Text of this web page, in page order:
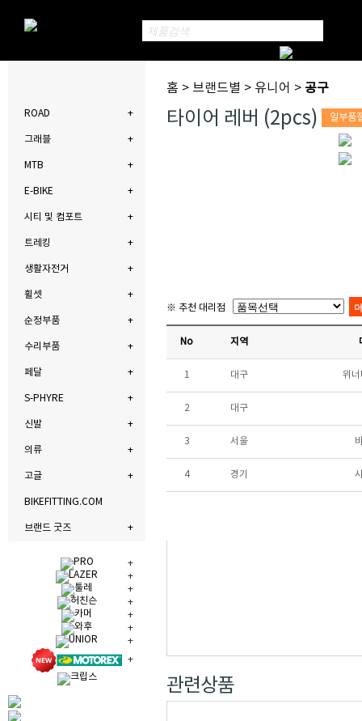
ROAD
그래블
MTB
E-BIKE
시티 및 컴포트
트레킹
생활자전거
휠셋
순정부품
수리부품
페달
S-PHYRE
신발
의류
고글
BIKEFITTING.COM
브랜드 굿즈
홈 > 브랜드별 > 유니어 > 공구
타이어 레버 (2pcs) 일부품
※ 추천 대리점
No 지역
1 대구 위
2 대구
3 서울
4 경기
관련상품